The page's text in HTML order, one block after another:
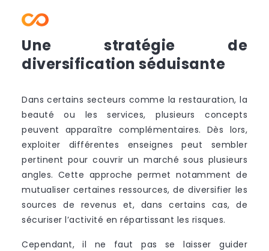
Une stratégie de
diversification séduisante
Dans certains secteurs comme la restauration, la
beauté ou les services, plusieurs concepts
peuvent apparaître complémentaires. Dès lors,
exploiter différentes enseignes peut sembler
pertinent pour couvrir un marché sous plusieurs
angles. Cette approche permet notamment de
mutualiser certaines ressources, de diversifier les
sources de revenus et, dans certains cas, de
sécuriser l’activité en répartissant les risques.
Cependant, il ne faut pas se laisser guider